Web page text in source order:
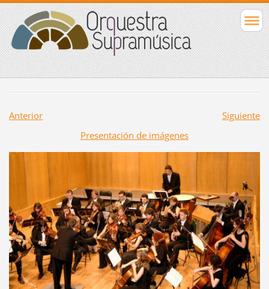
Anterior
Siguiente
Presentación de imágenes